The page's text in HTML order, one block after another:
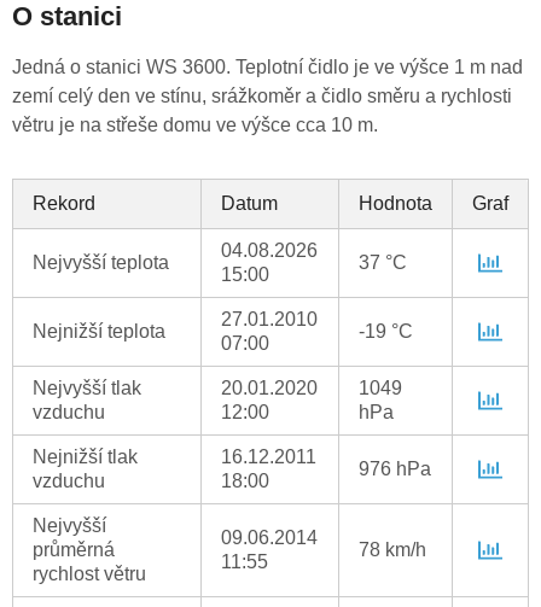
O stanici
Jedná o stanici WS 3600. Teplotní čidlo je ve výšce 1 m nad
zemí celý den ve stínu, srážkoměr a čidlo směru a rychlosti
větru je na střeše domu ve výšce cca 10 m.
Rekord Datum Hodnota Graf
Nejvyšší teplota
04.08.2026
15:00
37 °C
Nejnižší teplota
27.01.2010
07:00
-19 °C
Nejvyšší tlak
vzduchu
20.01.2020
12:00
1049
hPa
Nejnižší tlak
vzduchu
16.12.2011
18:00
976 hPa
Nejvyšší
průměrná
rychlost větru
09.06.2014
11:55
78 km/h